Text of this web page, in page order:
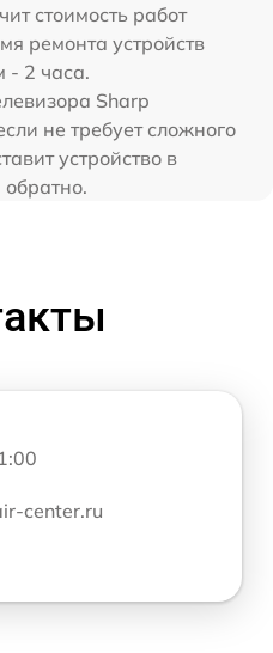
стоимость работ
ремонта устройств
- 2 часа.
Sharp
не требует сложного
устройство в
center.ru